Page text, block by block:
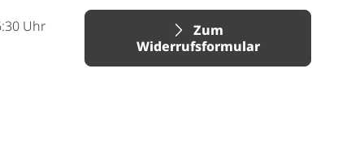
Uhr
Zum
Widerrufsformular